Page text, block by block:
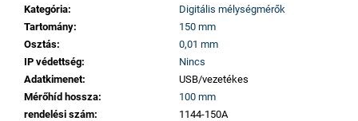
Kategória:
Digitális mélységmérők
Tartomány:
150 mm
Osztás:
0,01 mm
IP védettség:
Nincs
Adatkimenet:
USB/vezetékes
Mérőhíd hossza:
100 mm
rendelési szám: 1144-150A